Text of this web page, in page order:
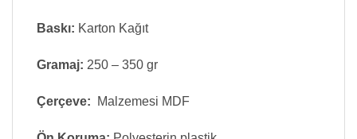
Baskı: Karton Kağıt
Gramaj: 250 – 350 gr
Çerçeve: Malzemesi MDF